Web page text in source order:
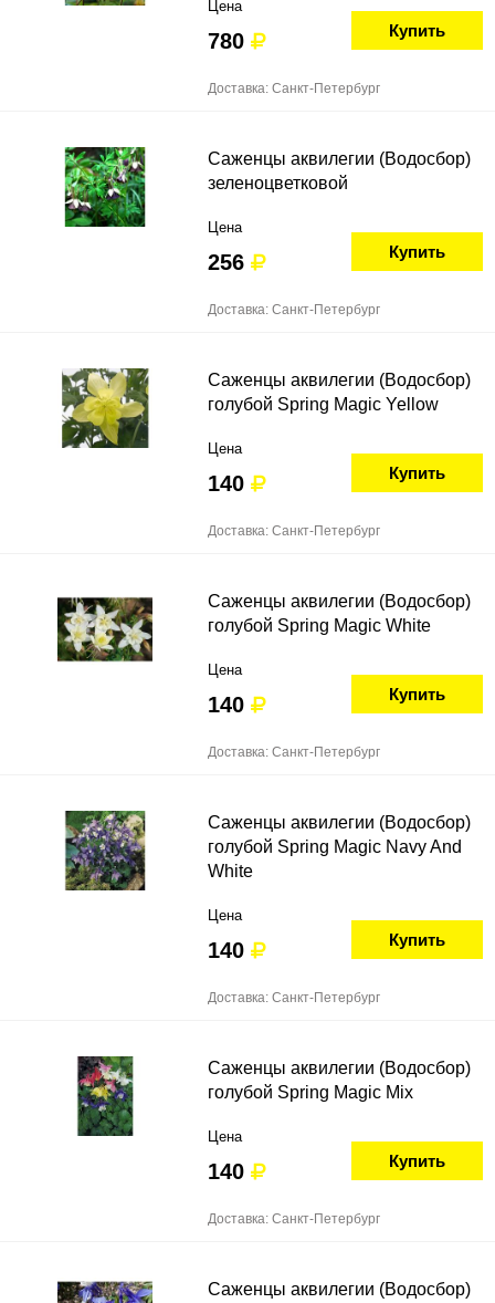
Цена
780 Купить
Доставка: Санкт-Петербург
Саженцы аквилегии (Водосбор)
зеленоцветковой
Цена
256 Купить
Доставка: Санкт-Петербург
Саженцы аквилегии (Водосбор)
голубой Spring Magic Yellow
Цена
140 Купить
Доставка: Санкт-Петербург
Саженцы аквилегии (Водосбор)
голубой Spring Magic White
Цена
140 Купить
Доставка: Санкт-Петербург
Саженцы аквилегии (Водосбор)
голубой Spring Magic Navy And
White
Цена
140 Купить
Доставка: Санкт-Петербург
Саженцы аквилегии (Водосбор)
голубой Spring Magic Mix
Цена
140 Купить
Доставка: Санкт-Петербург
Саженцы аквилегии (Водосбор)